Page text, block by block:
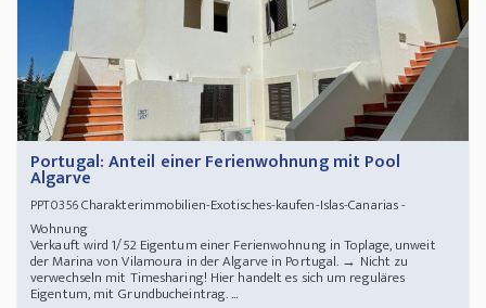
Portugal: Anteil einer Ferienwohnung mit Pool
Algarve
PPT0356Charakterimmobilien-Exotisches-kaufen-Islas-Canarias -
Wohnung
Verkauft wird 1/52 Eigentum einer Ferienwohnung in Toplage, unweit
der Marina von Vilamoura in der Algarve in Portugal. → Nicht zu
verwechseln mit Timesharing! Hier handelt es sich um reguläres
Eigentum, mit Grundbucheintrag. ...